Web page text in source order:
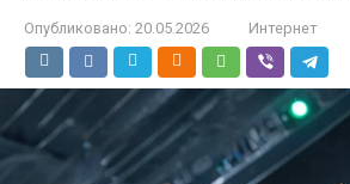
Опубликовано: 20.05.2026 Интернет